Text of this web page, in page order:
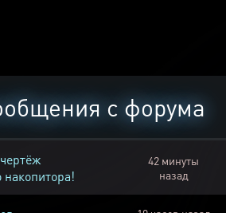
с форума
42 минуты
назад